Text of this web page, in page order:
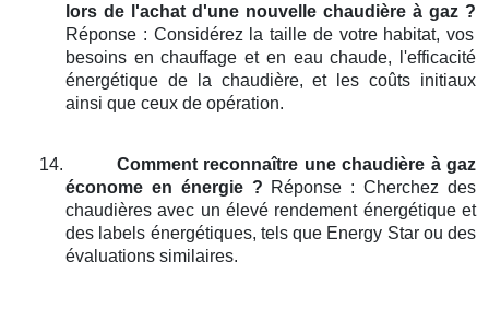
lors de l'achat d'une nouvelle chaudière à gaz ?
Réponse : Considérez la taille de votre habitat, vos
besoins en chauffage et en eau chaude, l'efficacité
énergétique de la chaudière, et les coûts initiaux
ainsi que ceux de opération.
14.
Comment reconnaître une chaudière à gaz
économe en énergie ? Réponse : Cherchez des
chaudières avec un élevé rendement énergétique et
des labels énergétiques, tels que Energy Star ou des
évaluations similaires.